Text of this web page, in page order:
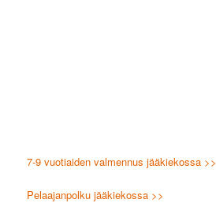
7-9 vuotiaiden valmennus jääkiekossa >>
Pelaajanpolku jääkiekossa >>